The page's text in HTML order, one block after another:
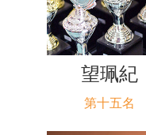
望珮紀
第十五名